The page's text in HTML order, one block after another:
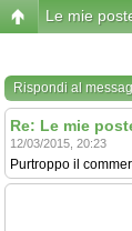
Le mie
Rispondi al
Re: Le mie
12/03/2015, 20:23
Purtroppo il